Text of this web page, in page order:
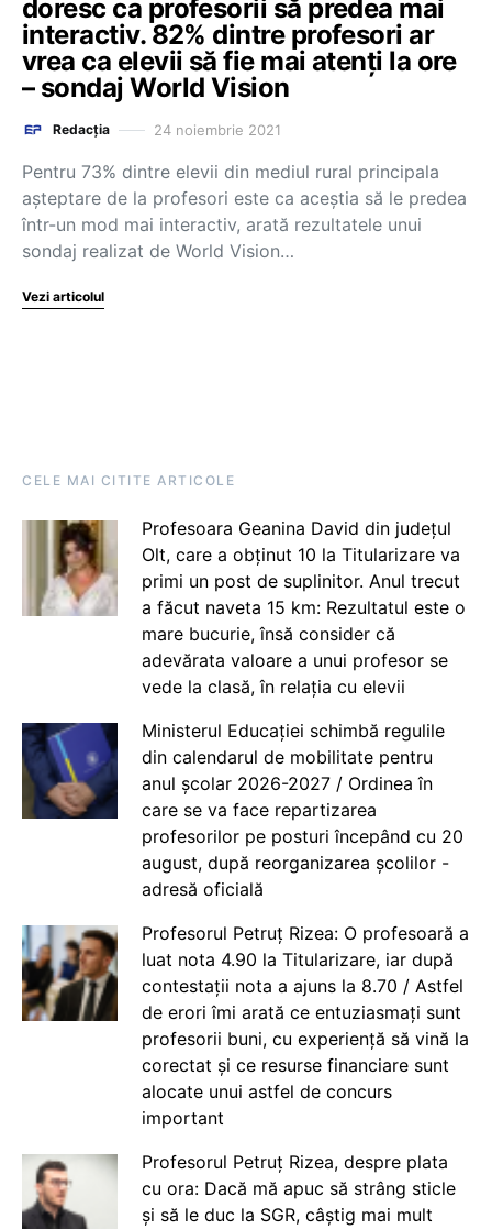
doresc ca profesorii să predea mai
interactiv. 82% dintre profesori ar
vrea ca elevii să fie mai atenți la ore
– sondaj World Vision
Redacția 24 noiembrie 2021
Pentru 73% dintre elevii din mediul rural principala
așteptare de la profesori este ca aceștia să le predea
într-un mod mai interactiv, arată rezultatele unui
sondaj realizat de World Vision…
Vezi articolul
CELE MAI CITITE ARTICOLE
Profesoara Geanina David din județul
Olt, care a obținut 10 la Titularizare va
primi un post de suplinitor. Anul trecut
a făcut naveta 15 km: Rezultatul este o
mare bucurie, însă consider că
adevărata valoare a unui profesor se
vede la clasă, în relația cu elevii
Ministerul Educației schimbă regulile
din calendarul de mobilitate pentru
anul școlar 2026-2027 / Ordinea în
care se va face repartizarea
profesorilor pe posturi începând cu 20
august, după reorganizarea școlilor -
adresă oficială
Profesorul Petruț Rizea: O profesoară a
luat nota 4.90 la Titularizare, iar după
contestații nota a ajuns la 8.70 / Astfel
de erori îmi arată ce entuziasmați sunt
profesorii buni, cu experiență să vină la
corectat și ce resurse financiare sunt
alocate unui astfel de concurs
important
Profesorul Petruț Rizea, despre plata
cu ora: Dacă mă apuc să strâng sticle
și să le duc la SGR, câștig mai mult